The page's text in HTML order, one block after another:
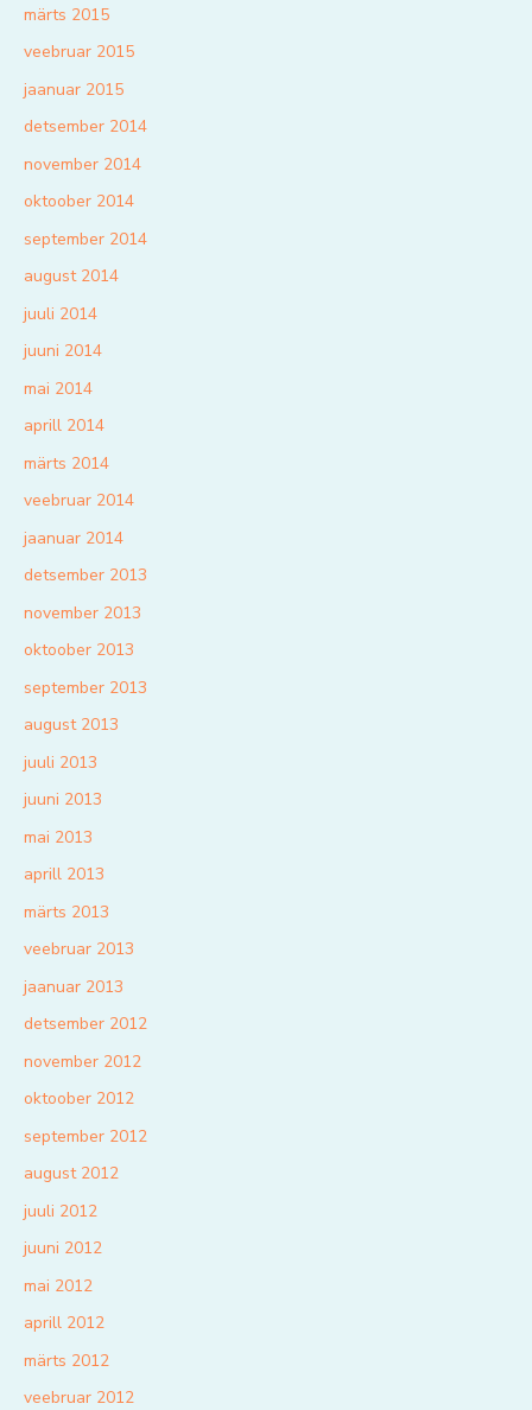
märts 2015
veebruar 2015
jaanuar 2015
detsember 2014
november 2014
oktoober 2014
september 2014
august 2014
juuli 2014
juuni 2014
mai 2014
aprill 2014
märts 2014
veebruar 2014
jaanuar 2014
detsember 2013
november 2013
oktoober 2013
september 2013
august 2013
juuli 2013
juuni 2013
mai 2013
aprill 2013
märts 2013
veebruar 2013
jaanuar 2013
detsember 2012
november 2012
oktoober 2012
september 2012
august 2012
juuli 2012
juuni 2012
mai 2012
aprill 2012
märts 2012
veebruar 2012